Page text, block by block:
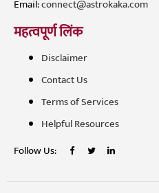
Email:connect@astrokaka.com
महत्वपूर्ण लिंक
Disclaimer
Contact Us
Terms of Services
Helpful Resources
Follow Us: